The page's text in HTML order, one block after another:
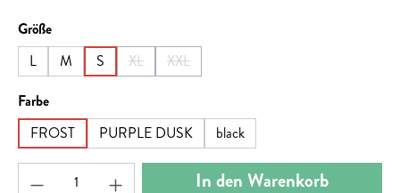
Größeauswählen
L
M S XL
(Diese Option ist zurzeit nicht verfügbar.)
XXL
(Diese Option ist zurzeit nicht verfügbar.)
Farbeauswählen
FROST
PURPLE DUSK black
Produkt Anzahl: Gib den gewünschten Wert ein
In den Warenkorb